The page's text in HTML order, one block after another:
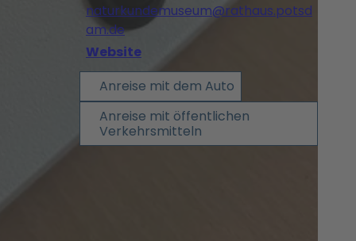
naturkundemuseum@rathaus.potsd
am.de
Website
Anreise mit dem Auto
Anreise mit öffentlichen
Verkehrsmitteln